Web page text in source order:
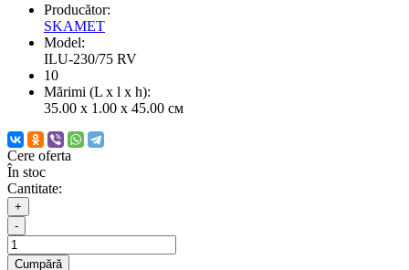
Producător:
SKAMET
Model:
ILU-230/75 RV
10
Mărimi (L x l x h):
35.00 x 1.00 x 45.00 см
Cere oferta
În stoc
Cantitate:
+
-
Cumpără